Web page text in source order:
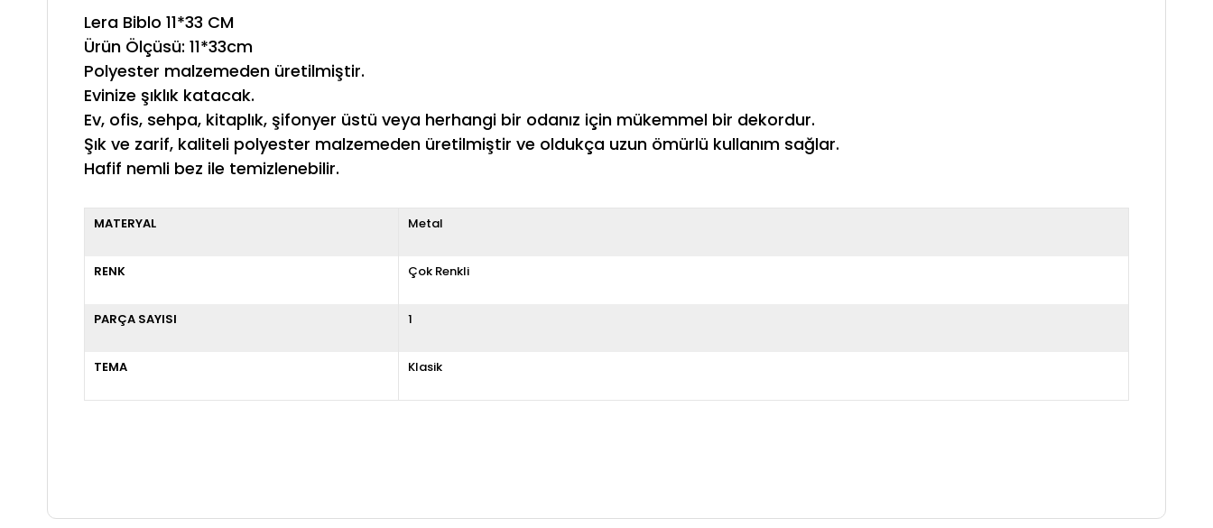
Lera Biblo 11*33 CM
Ürün Ölçüsü: 11*33cm
Polyester malzemeden üretilmiştir.
Evinize şıklık katacak.
Ev, ofis, sehpa, kitaplık, şifonyer üstü veya herhangi bir odanız için mükemmel bir dekordur.
Şık ve zarif, kaliteli polyester malzemeden üretilmiştir ve oldukça uzun ömürlü kullanım sağlar.
Hafif nemli bez ile temizlenebilir.
MATERYAL Metal
RENK Çok Renkli
PARÇA SAYISI 1
TEMA Klasik